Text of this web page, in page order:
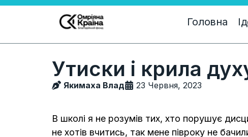
Головна
Утиски і крила
Якимаха Влад 23 Червня, 2023
В школі я не розумів тих, хто порушує
не хотів вчитись, так мене півроку не